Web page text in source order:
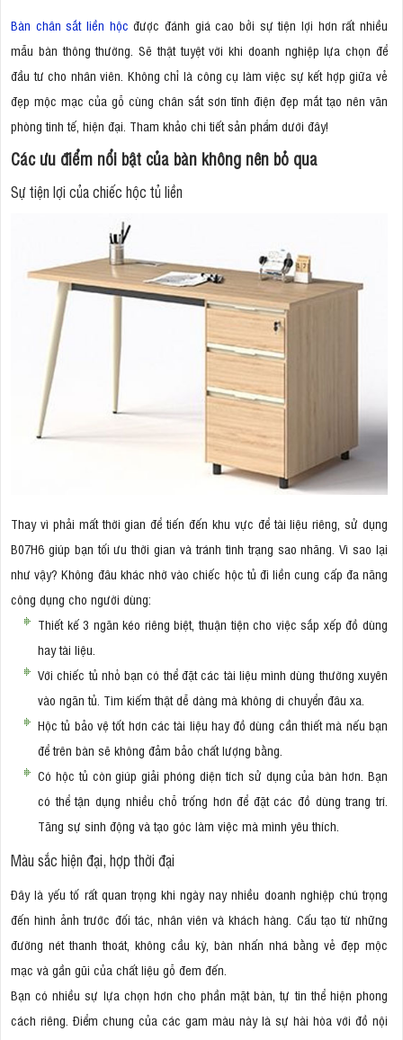
Bàn chân sắt liền hộc được đánh giá cao bởi sự tiện lợi hơn rất nhiều
mẫu bàn thông thường. Sẽ thật tuyệt vời khi doanh nghiệp lựa chọn để
đầu tư cho nhân viên. Không chỉ là công cụ làm việc sự kết hợp giữa vẻ
đẹp mộc mạc của gỗ cùng chân sắt sơn tĩnh điện đẹp mắt tạo nên văn
phòng tinh tế, hiện đại. Tham khảo chi tiết sản phẩm dưới đây!
Các ưu điểm nổi bật của bàn không nên bỏ qua
Sự tiện lợi của chiếc hộc tủ liền
Thay vì phải mất thời gian để tiến đến khu vực để tài liệu riêng, sử dụng
B07H6 giúp bạn tối ưu thời gian và tránh tình trạng sao nhãng. Vì sao lại
như vậy? Không đâu khác nhờ vào chiếc hộc tủ đi liền cung cấp đa năng
công dụng cho người dùng:
Thiết kế 3 ngăn kéo riêng biệt, thuận tiện cho việc sắp xếp đồ dùng
hay tài liệu.
Với chiếc tủ nhỏ bạn có thể đặt các tài liệu mình dùng thường xuyên
vào ngăn tủ. Tìm kiếm thật dễ dàng mà không di chuyển đâu xa.
Hộc tủ bảo vệ tốt hơn các tài liệu hay đồ dùng cần thiết mà nếu bạn
để trên bàn sẽ không đảm bảo chất lượng bằng.
Có hộc tủ còn giúp giải phóng diện tích sử dụng của bàn hơn. Bạn
có thể tận dụng nhiều chỗ trống hơn để đặt các đồ dùng trang trí.
Tăng sự sinh động và tạo góc làm việc mà mình yêu thích.
Màu sắc hiện đại, hợp thời đại
Đây là yếu tố rất quan trọng khi ngày nay nhiều doanh nghiệp chú trọng
đến hình ảnh trước đối tác, nhân viên và khách hàng. Cấu tạo từ những
đường nét thanh thoát, không cầu kỳ, bàn nhấn nhá bằng vẻ đẹp mộc
mạc và gần gũi của chất liệu gỗ đem đến.
Bạn có nhiều sự lựa chọn hơn cho phần mặt bàn, tự tin thể hiện phong
cách riêng. Điểm chung của các gam màu này là sự hài hòa với đồ nội